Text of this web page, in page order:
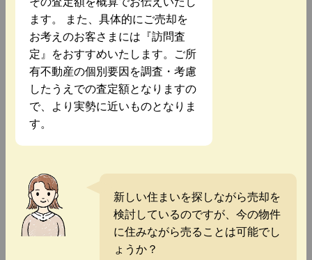
ます。 また、具体的にご売却を
お考えのお客さまには『訪問査
定』をおすすめいたします。ご所
有不動産の個別要因を調査・考慮
したうえでの査定額となりますの
で、より実勢に近いものとなりま
す。
新しい住まいを探しながら売却を
検討しているのですが、今の物件
に住みながら売ることは可能でし
ょうか？